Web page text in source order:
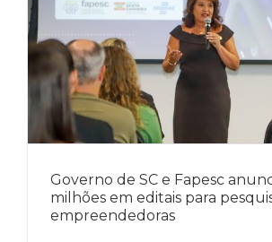
Governo de SC e Fapesc
milhões em editais para
empreendedoras